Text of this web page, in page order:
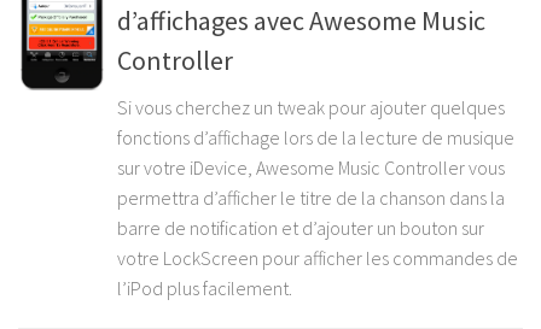
d’affichages avec Awesome Music
Controller
Si vous cherchez un tweak pour ajouter quelques
fonctions d’affichage lors de la lecture de musique
sur votre iDevice, Awesome Music Controller vous
permettra d’afficher le titre de la chanson dans la
barre de notification et d’ajouter un bouton sur
votre LockScreen pour afficher les commandes de
l’iPod plus facilement.